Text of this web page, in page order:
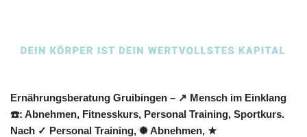
Ernährungsberatung Gruibingen – ↗️ Mensch im Einklang
☎️: Abnehmen, Fitnesskurs, Personal Training, Sportkurs.
Nach ✓ Personal Training, ✺ Abnehmen, ★